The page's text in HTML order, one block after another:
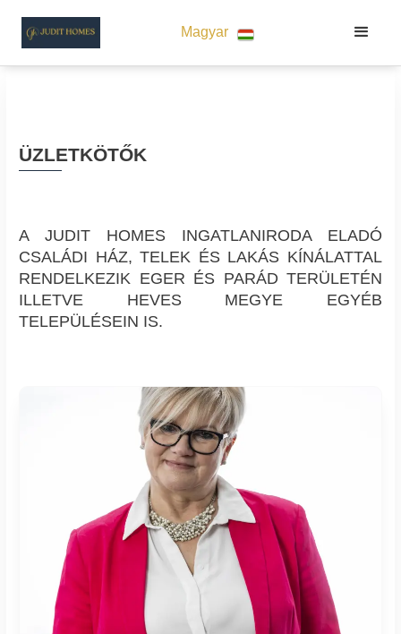
Magyar
ÜZLETKÖTŐK
A JUDIT HOMES INGATLANIRODA ELADÓ
CSALÁDI HÁZ, TELEK ÉS LAKÁS KÍNÁLATTAL
RENDELKEZIK EGER ÉS PARÁD TERÜLETÉN
ILLETVE HEVES MEGYE EGYÉB
TELEPÜLÉSEIN IS.